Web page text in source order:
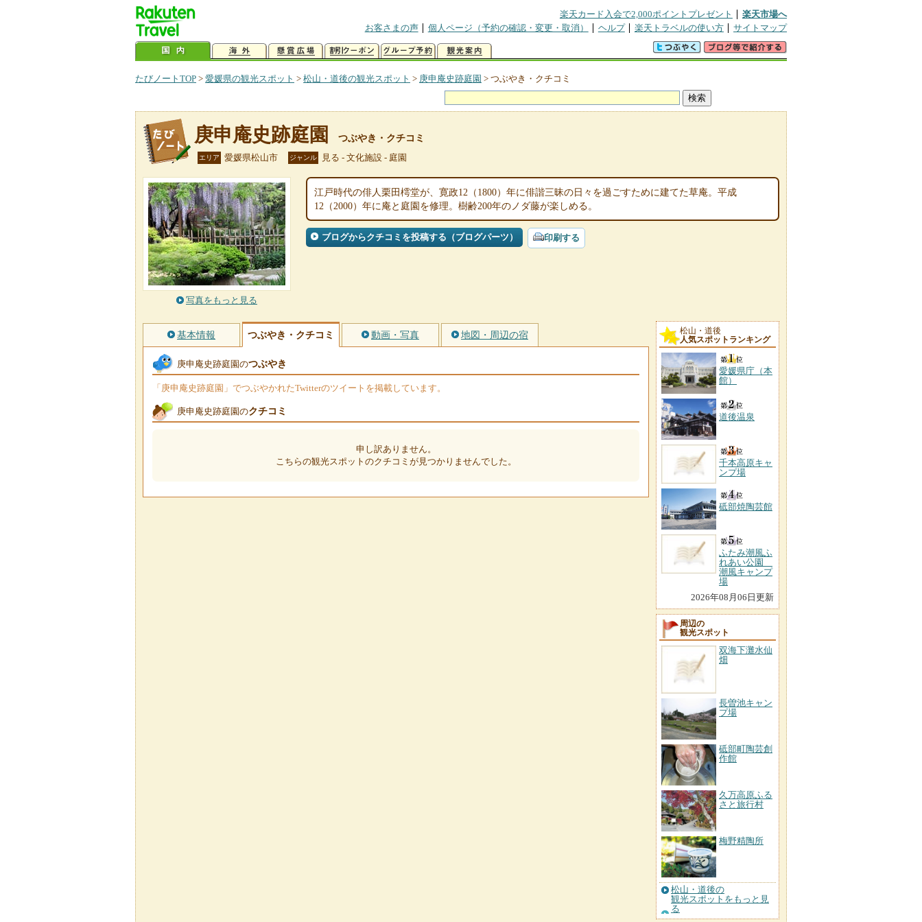
楽天カード入会で2,000ポイントプレゼント
楽天市場へ
お客さまの声
個人ページ（予約の確認・変更・取消） ヘルプ 楽天トラベルの使い方 サイトマップ
たびノートTOP > 愛媛県の観光スポット > 松山・道後の観光スポット > 庚申庵史跡庭園 > つぶやき・クチコミ
庚申庵史跡庭園 つぶやき・クチコミ
エリア 愛媛県松山市 ジャンル 見る - 文化施設 - 庭園
写真をもっと見る
江戸時代の俳人栗田樗堂が、寛政12（1800）年に俳諧三昧の日々を過ごすために建てた草庵。平成
12（2000）年に庵と庭園を修理。樹齢200年のノダ藤が楽しめる。
ブログからクチコミを投稿する（ブログパーツ） 印刷する
基本情報 つぶやき・クチコミ 動画・写真 地図・周辺の宿
庚申庵史跡庭園のつぶやき
「庚申庵史跡庭園」でつぶやかれたTwitterのツイートを掲載しています。
庚申庵史跡庭園のクチコミ
申し訳ありません。
こちらの観光スポットのクチコミが見つかりませんでした。
松山・道後
人気スポットランキング
愛媛県庁（本
館）
道後温泉
千本高原キャ
ンプ場
砥部焼陶芸館
ふたみ潮風ふ
れあい公園
潮風キャンプ
場
2026年08月06日更新
周辺の
観光スポット
双海下灘水仙
畑
長曽池キャン
プ場
砥部町陶芸創
作館
久万高原ふる
さと旅行村
梅野精陶所
松山・道後の
観光スポットをもっと見
る